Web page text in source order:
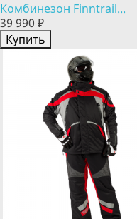
Комбинезон Finntrail...
39 990 ₽
Купить